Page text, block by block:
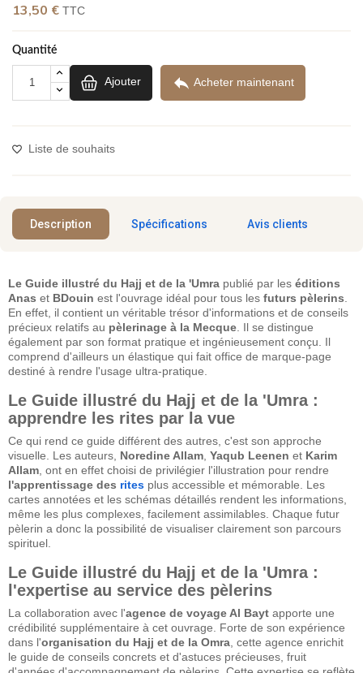
13,50 € TTC
Quantité
Ajouter  Acheter maintenant
Liste de souhaits
Description Spécifications Avis clients
Le Guide illustré du Hajj et de la 'Umra publié par les éditions
Anas et BDouin est l'ouvrage idéal pour tous les futurs pèlerins
En effet, il contient un véritable trésor d'informations et de conseils
précieux relatifs au pèlerinage à la Mecque . Il se distingue
également par son format pratique et ingénieusement conçu. Il
comprend d'ailleurs un élastique qui fait office de marque-page
destiné à rendre l'usage ultra-pratique.
Le Guide illustré du Hajj et de la 'Umra :
apprendre les rites par la vue
Ce qui rend ce guide différent des autres, c'est son approche
visuelle. Les auteurs, Noredine Allam Yaqub Leenen et Karim
Allam , ont en effet choisi de privilégier l'illustration pour rendre
l'apprentissage des rites plus accessible et mémorable. Les
cartes annotées et les schémas détaillés rendent les informations,
même les plus complexes, facilement assimilables. Chaque futur
pèlerin a donc la possibilité de visualiser clairement son parcours
spirituel.
Le Guide illustré du Hajj et de la 'Umra :
l'expertise au service des pèlerins
La collaboration avec l'agence de voyage Al Bayt apporte une
crédibilité supplémentaire à cet ouvrage. Forte de son expérience
dans l'organisation du Hajj et de la Omra , cette agence enrichit
le guide de conseils concrets et d'astuces précieuses, fruit